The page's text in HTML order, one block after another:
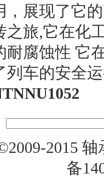
，展现了它
之旅,它在化
耐腐蚀性 它
列车的安全
2015 轴
备